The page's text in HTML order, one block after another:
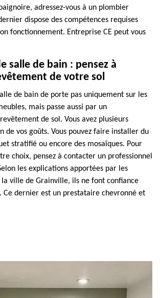
adressez-vous à un plombier
dispose des compétences requises
fonctionnement. Entreprise CE peut vous
salle de bain : pensez à
de votre sol
de bain de porte pas uniquement sur les
mais passe aussi par un
de sol. Vous avez plusieurs
de vos goûts. Vous pouvez faire installer du
stratifié ou encore des mosaïques. Pour
choix, pensez à contacter un professionnel
les explications apportées par les
ville de Grainville, ils ne font confiance
Ce dernier est un prestataire chevronné et